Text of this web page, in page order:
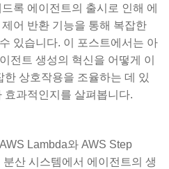
록 에이전트의 출시로 인해 에
어 반환 기능을 통해 복잡한
있습니다. 이 포스트에서는 아
전트 생성의 혁신을 어떻게 이
상호작용을 조율하는 데 있
효과적인지를 살펴봅니다.
Lambda와 AWS Step
산 시스템에서 에이전트의 생